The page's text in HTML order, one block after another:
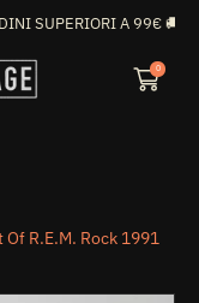
SUPERIORI A 99€ 🚚
0
Of R.E.M. Rock 1991